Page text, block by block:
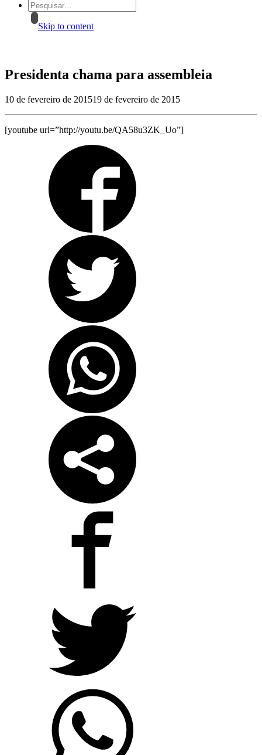
Skip to content
Presidenta chama para assembleia
10 de fevereiro de 201519 de fevereiro de 2015
[youtube url=”http://youtu.be/QA58u3ZK_Uo”]